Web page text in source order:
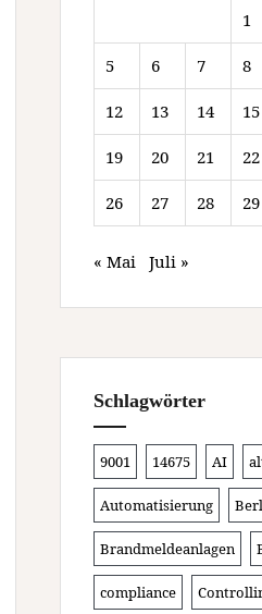
1
5 6 7 8
12 13 14 15
19 20 21 22
26 27 28 29
« Mai Juli »
Schlagwörter
9001 14675 AI
Automatisierung
Brandmeldeanlagen
compliance